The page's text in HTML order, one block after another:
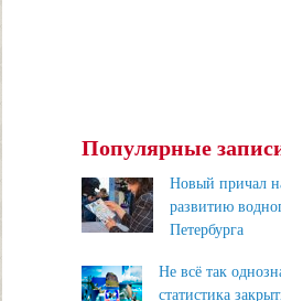
Популярные
Новый причал
развитию
Петербурга
Не всё так
статистика